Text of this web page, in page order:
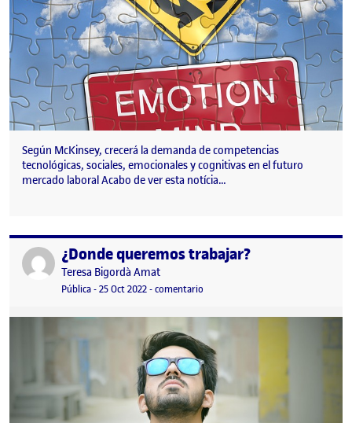
Según McKinsey, crecerá la demanda de competencias
tecnológicas, sociales, emocionales y cognitivas en el futuro
mercado laboral Acabo de ver esta notícia…
Publicado por¿Donde queremos trabajar?
Publicado por
Teresa Bigordà Amat
Visibilidad:
Pública-Fecha de publicación
25 Oct 202224 noviembre, 2022 7:31 pm
-comentario